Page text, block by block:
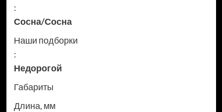
:
Сосна/Сосна
Наши подборки
:
Недорогой
Габариты
Длина, мм